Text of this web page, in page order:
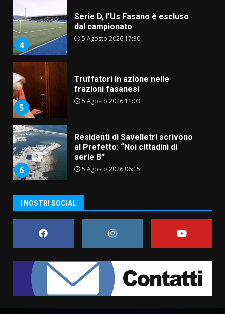
4
Serie D, l’Us Fasano è escluso
dal campionato
5 Agosto 2026 17:30
5
Truffatori in azione nelle
frazioni fasanesi
5 Agosto 2026 11:03
6
Residenti di Savelletri scrivono
al Prefetto: “Noi cittadini di
serie B”
5 Agosto 2026 06:15
Pesce Spada: appuntamento a
sabato 8 agosto
5 Agosto 2026 06:10
1
cittadina di Fratelli d’Italia,
pronta a tornare in Consiglio
comunale
I NOSTRI SOCIAL